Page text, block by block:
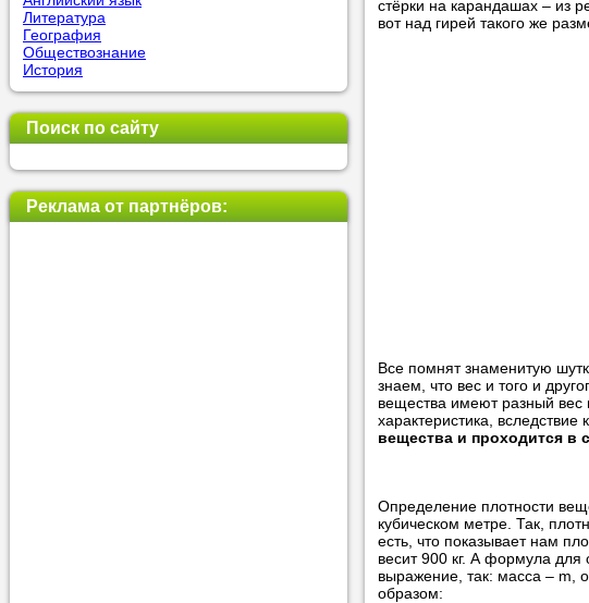
Мы найдем
Прислушайтесь к нашим
Вопреки
своей задачей. Он
учеником.
Литература
География
Обществознание
История
Поиск по сайту
Реклама от партнёров:
стёрки на карандашах – из
вот над гирей такого же
Все помнят знаменитую
знаем, что вес и того и
вещества имеют разный вес
характеристика, вследствие
вещества и проходится в
Определение плотности
кубическом метре. Так,
есть, что показывает нам
весит 900 кг. А формула
выражение, так: масса – m,
образом: